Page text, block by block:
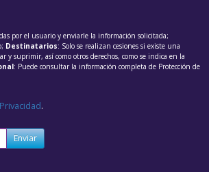
por el usuario y enviarle la información solicitada;
Destinatarios: Solo se realizan cesiones si existe una
y suprimir, así como otros derechos, como se indica en la
: Puede consultar la información completa de Protección de
.
Enviar